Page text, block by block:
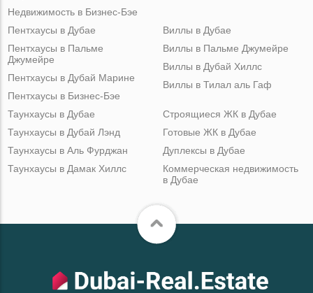
Недвижимость в Бизнес-Бэе
Пентхаусы в Дубае
Пентхаусы в Пальме
Джумейре
Пентхаусы в Дубай Марине
Пентхаусы в Бизнес-Бэе
Виллы в Дубае
Виллы в Пальме Джумейре
Виллы в Дубай Хиллс
Виллы в Тилал аль Гаф
Таунхаусы в Дубае
Таунхаусы в Дубай Лэнд
Таунхаусы в Аль Фурджан
Таунхаусы в Дамак Хиллс
Строящиеся ЖК в Дубае
Готовые ЖК в Дубае
Дуплексы в Дубае
Коммерческая недвижимость
в Дубае